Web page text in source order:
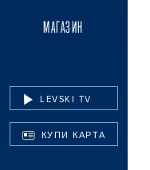
МАГАЗИН
LEVSKI TV
КУПИ КАРТА